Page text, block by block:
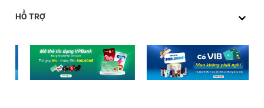
HỖ TRỢ